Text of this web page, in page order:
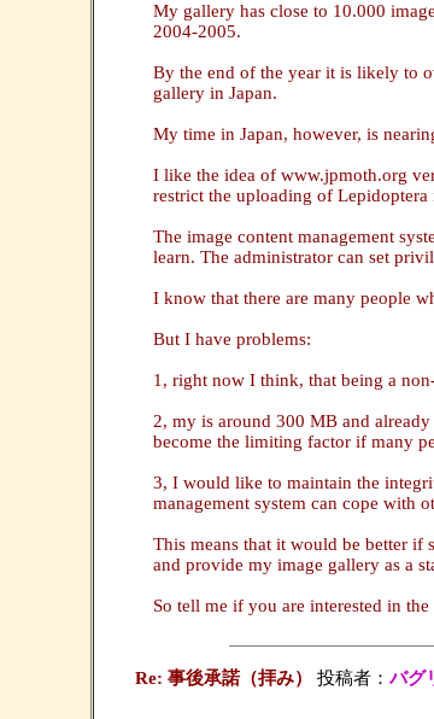
My gallery has close to 10.000
2004-2005.
By the end of the year it is likely to
gallery in Japan.
My time in Japan, however, is
I like the idea of www.jpmoth.org
restrict the uploading of Lepidoptera
The image content management
learn. The administrator can set
I know that there are many people
But I have problems:
1, right now I think, that being a
2, my is around 300 MB and
become the limiting factor if many
3, I would like to maintain the
management system can cope with
This means that it would be better if
and provide my image gallery as a
So tell me if you are interested in the
Re: 事後承諾（拝み） 投稿者：バグ